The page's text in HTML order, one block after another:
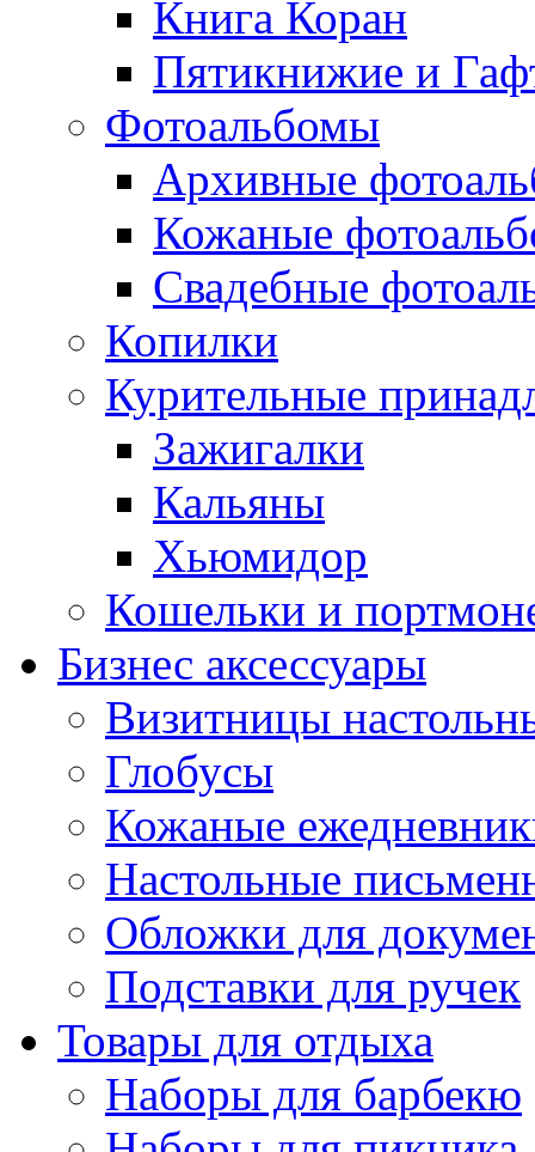
Книга Коран
Пятикнижие и
Фотоальбомы
Архивные
Кожаные
Свадебные
Копилки
Курительные
Зажигалки
Кальяны
Хьюмидор
Кошельки и
Бизнес аксессуары
Визитницы
Глобусы
Кожаные
Настольные
Обложки для
Подставки для ручек
Товары для отдыха
Наборы для барбекю